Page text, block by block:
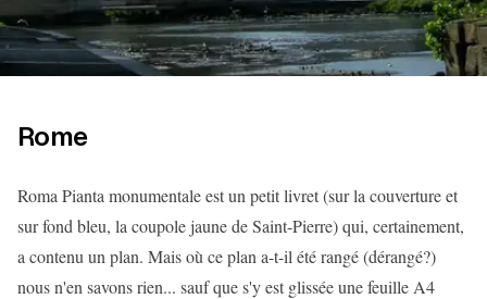
Rome
Roma Pianta monumentale est un petit livret (sur la couverture et
sur fond bleu, la coupole jaune de Saint-Pierre) qui, certainement,
a contenu un plan. Mais où ce plan a-t-il été rangé (dérangé?)
nous n'en savons rien... sauf que s'y est glissée une feuille A4